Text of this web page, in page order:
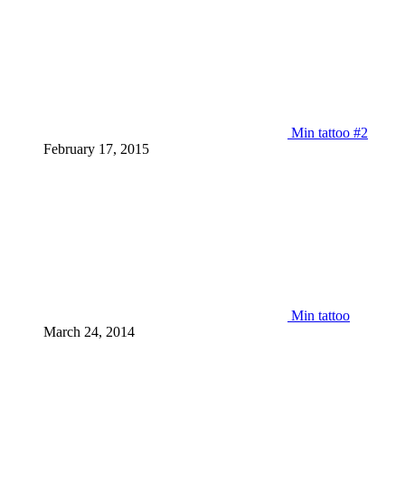
Min tattoo #2
February 17, 2015
Min tattoo
March 24, 2014